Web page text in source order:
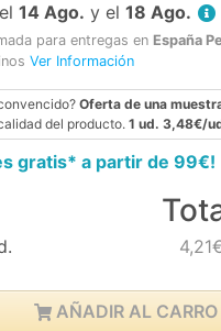
14 Ago. y el 18 Ago.
para entregas en España
Ver Información
Oferta de una
del producto. 1 ud. 3,48€/
gratis* a partir de 99€!
AÑADIR AL CARRO